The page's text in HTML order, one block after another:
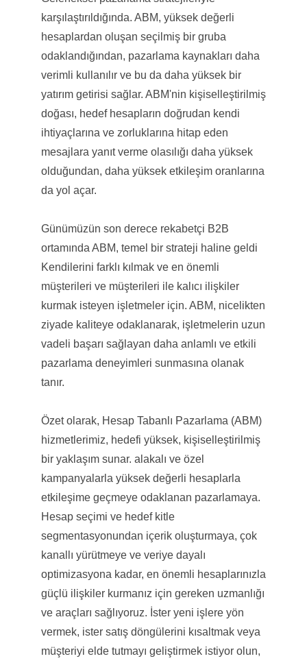
karşılaştırıldığında. ABM, yüksek değerli
hesaplardan oluşan seçilmiş bir gruba
odaklandığından, pazarlama kaynakları daha
verimli kullanılır ve bu da daha yüksek bir
yatırım getirisi sağlar. ABM'nin kişiselleştirilmiş
doğası, hedef hesapların doğrudan kendi
ihtiyaçlarına ve zorluklarına hitap eden
mesajlara yanıt verme olasılığı daha yüksek
olduğundan, daha yüksek etkileşim oranlarına
da yol açar.
Günümüzün son derece rekabetçi B2B
ortamında ABM, temel bir strateji haline geldi
Kendilerini farklı kılmak ve en önemli
müşterileri ve müşterileri ile kalıcı ilişkiler
kurmak isteyen işletmeler için. ABM, nicelikten
ziyade kaliteye odaklanarak, işletmelerin uzun
vadeli başarı sağlayan daha anlamlı ve etkili
pazarlama deneyimleri sunmasına olanak
tanır.
Özet olarak, Hesap Tabanlı Pazarlama (ABM)
hizmetlerimiz, hedefi yüksek, kişiselleştirilmiş
bir yaklaşım sunar. alakalı ve özel
kampanyalarla yüksek değerli hesaplarla
etkileşime geçmeye odaklanan pazarlamaya.
Hesap seçimi ve hedef kitle
segmentasyonundan içerik oluşturmaya, çok
kanallı yürütmeye ve veriye dayalı
optimizasyona kadar, en önemli hesaplarınızla
güçlü ilişkiler kurmanız için gereken uzmanlığı
ve araçları sağlıyoruz. İster yeni işlere yön
vermek, ister satış döngülerini kısaltmak veya
müşteriyi elde tutmayı geliştirmek istiyor olun,